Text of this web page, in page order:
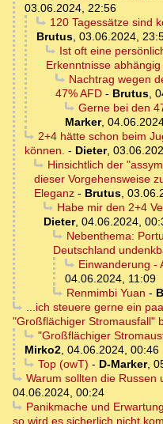
03.06.2024, 22:56
120 Tagessätze sind
Brutus, 03.06.2024,
Ist oft eine
Erkenntnisse abhängig
Nachtrag wegen
47% AFD - Brutus,
Gerne bei den
Marker,
2+4 hätte schon beim
können. - Dieter,
Hinsichtlich der
dieser Vorgehensweise
Eleganz - Brutus,
Habe mir den 2+4
Dieter, 04.06.2024,
Nebenthema:
Deutschland
Einwanderung -
04.06.2024, 11:09
Renmimbi Yuan -
...ich steuere gerne ein
"Großflächiger Stromausfall"
"Großflächiger
Mirko2, 04.06.2024, 00:46
Top (owT) - D-Marker,
Warum sollten die Russen
04.06.2024, 00:24
Panikmache und
so wird es sicherlich nicht